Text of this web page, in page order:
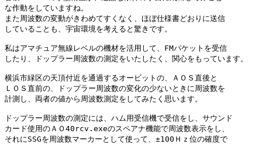
な作動をしていますね。
また周波数の変動がきわめてすくなく、ほぼ仕様書どおりに送信
していることも、宇宙環境を考えると驚きです。
私はアマチュア無線レベルの機材を活用して、FMパケットを受信
したり、ドップラー周波数の測定をいたしたく、関心をもっています。
横浜市緑区の天頂付近を通過するオービットの、ＡＯＳ直後と
ＬＯＳ直前の、ドップラー周波数の変化の少ないときに周波数を
計測し、両者の値から周波数測定をしてみたく思います。
ドップラー周波数の測定には、ハム用受信機で受信をし、サウンド
カード使用のＡＯ40rcv.exeのスペアナ機能で周波数表示をし、
それにSSGを周波数マーカーとして使って、±100Ｈｚ位の確度で